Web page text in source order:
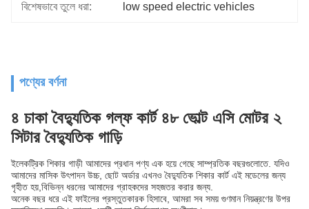
বিশেষভাবে তুলে ধরা: low speed electric vehicles
পণ্যের বর্ণনা
৪ চাকা বৈদ্যুতিক গল্ফ কার্ট ৪৮ ভোল্ট এসি মোটর ২
সিটার বৈদ্যুতিক গাড়ি
ইলেকট্রিক শিকার গাড়ী আমাদের প্রধান পণ্য এক হয়ে গেছে সাম্প্রতিক বছরগুলোতে. যদিও
আমাদের মাসিক উৎপাদন উচ্চ, ছোট অর্ডার এখনও বৈদ্যুতিক শিকার কার্ট এই মডেলের জন্য
গৃহীত হয়,বিভিন্ন ধরনের আমাদের গ্রাহকদের সহজতর করার জন্য.
অনেক বছর ধরে এই ফাইলের প্রস্তুতকারক হিসাবে, আমরা সব সময় গুণমান নিয়ন্ত্রণের উপর